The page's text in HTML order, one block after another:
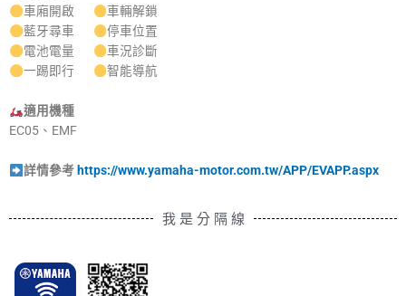
車廂開啟
車輛解鎖
藍牙尋車
停車位置
電池電量
車況診斷
一踢即行
智能導航
適用機種
EC05、EMF
詳情參考 https://www.yamaha-motor.com.tw/APP/EVAPP.aspx
我 是 分 隔 線